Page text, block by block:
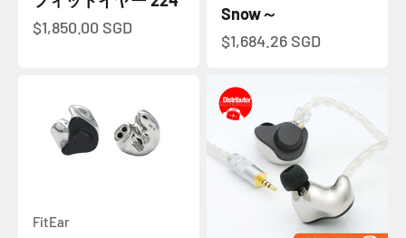
セール価格
$1,850.00 SGD
Snow～
セール価格
$1,684.26 SGD
FitEar